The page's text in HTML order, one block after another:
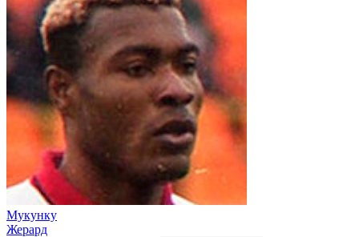
Мукунку
Жерард